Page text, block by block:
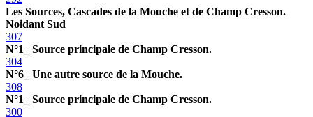
Les Sources, Cascades de la Mouche et de Champ Cresson.
Noidant Sud
307
N°1_ Source principale de Champ Cresson.
304
N°6_ Une autre source de la Mouche.
308
N°1_ Source principale de Champ Cresson.
300